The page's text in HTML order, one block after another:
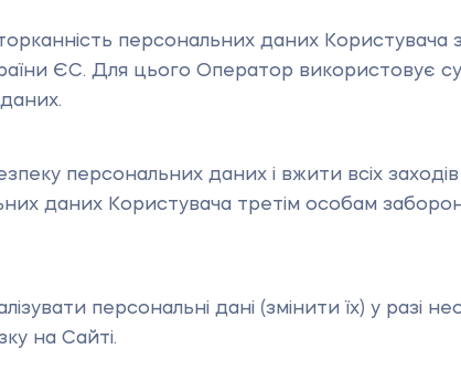
персональних даних Користувача
ЄС. Для цього Оператор використовує
персональних даних і вжити всіх
даних Користувача третім особам
персональні дані (змінити їх) у разі
на Сайті.